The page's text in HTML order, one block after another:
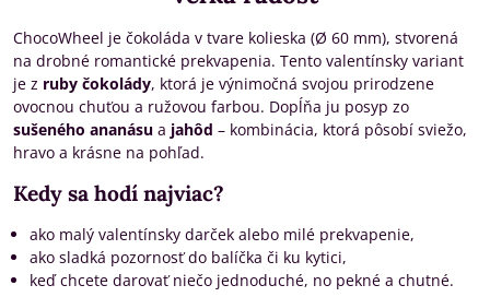
ChocoWheel je čokoláda v tvare kolieska (Ø 60 mm), stvorená
na drobné romantické prekvapenia. Tento valentínsky variant
je z ruby čokolády, ktorá je výnimočná svojou prirodzene
ovocnou chuťou a ružovou farbou. Dopĺňa ju posyp zo
sušeného ananásu a jahôd – kombinácia, ktorá pôsobí sviežo,
hravo a krásne na pohľad.
Kedy sa hodí najviac?
ako malý valentínsky darček alebo milé prekvapenie,
ako sladká pozornosť do balíčka či ku kytici,
keď chcete darovať niečo jednoduché, no pekné a chutné.